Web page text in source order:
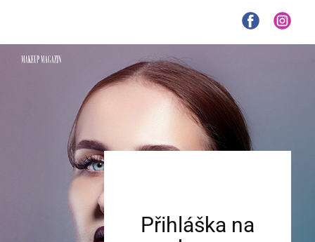
Přihláška na